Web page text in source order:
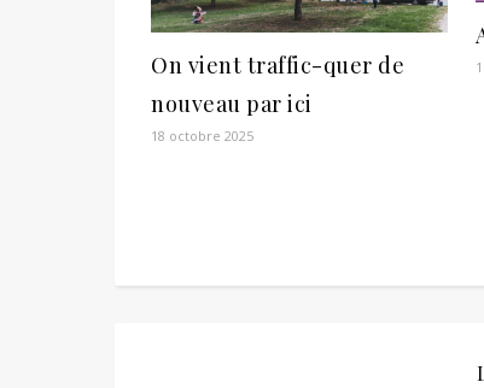
On vient traffic-quer de
nouveau par ici
18 octobre 2025